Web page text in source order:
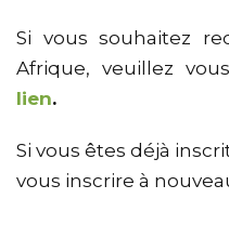
Si vous souhaitez
Afrique, veuillez
lien.
Si vous êtes déjà
vous inscrire à